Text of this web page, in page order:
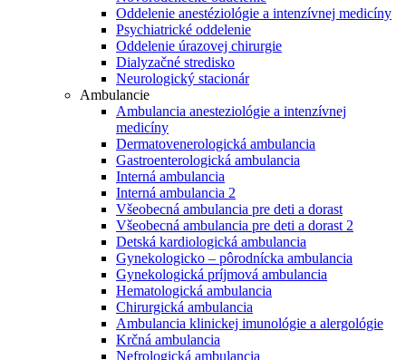
Oddelenie anestéziológie a intenzívnej medicíny
Psychiatrické oddelenie
Oddelenie úrazovej chirurgie
Dialyzačné stredisko
Neurologický stacionár
Ambulancie
Ambulancia anesteziológie a intenzívnej
medicíny
Dermatovenerologická ambulancia
Gastroenterologická ambulancia
Interná ambulancia
Interná ambulancia 2
Všeobecná ambulancia pre deti a dorast
Všeobecná ambulancia pre deti a dorast 2
Detská kardiologická ambulancia
Gynekologicko – pôrodnícka ambulancia
Gynekologická príjmová ambulancia
Hematologická ambulancia
Chirurgická ambulancia
Ambulancia klinickej imunológie a alergológie
Krčná ambulancia
Nefrologická ambulancia